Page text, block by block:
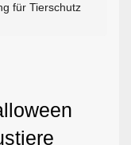
für Tierschutz